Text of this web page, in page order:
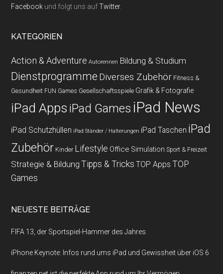
Facebook und folgt uns aufTwitter.
KATEGORIEN
Action & Adventure Autorennen Bildung & Studium
Dienstprogramme Diverses Zubehör Fitness &
Gesundheit FUN Games Gesellschaftsspiele Grafik & Fotografie
iPad Apps iPad Games iPad News
iPad Schutzhüllen iPad Ständer / Halterungen iPad Taschen iPad
Zubehör Kinder Lifestyle Office Simulation Sport & Freizeit
Strategie & Bildung Tipps & Tricks TOP Apps TOP
Games
NEUESTE BEITRÄGE
FIFA 13, der Sportspiel-Hammer des Jahres
iPhone Keynote: Infos rund ums iPad und Gewissheit über iOS 6